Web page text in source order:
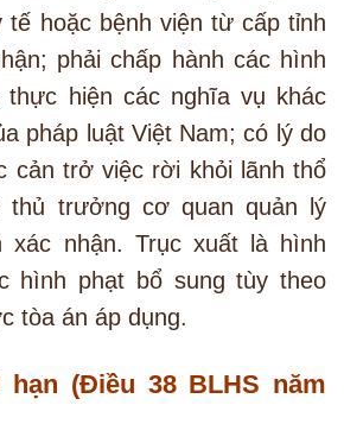
hoặc bệnh viện từ cấp tỉnh
phải chấp hành các hình
thực hiện các nghĩa vụ khác
pháp luật Việt Nam; có lý do
cản trở việc rời khỏi lãnh thổ
thủ trưởng cơ quan quản lý
xác nhận. Trục xuất là hình
hình phạt bổ sung tùy theo
tòa án áp dụng.
(Điều 38 BLHS năm